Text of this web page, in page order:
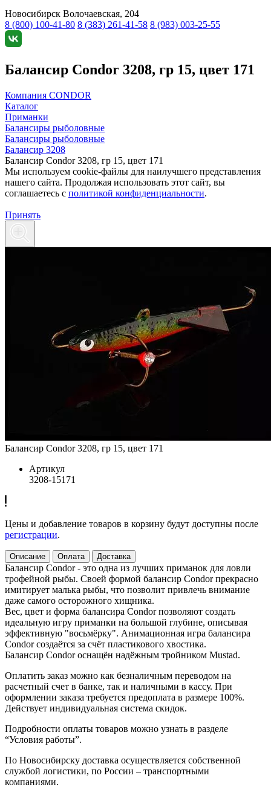
Новосибирск Волочаевская, 204
8 (800) 100-41-80 8 (383) 261-41-58 8 (983) 003-25-55
Балансир Condor 3208, гр 15, цвет 171
Компания CONDOR
Каталог
Приманки
Балансиры рыболовные
Балансиры рыболовные
Балансир 3208
Балансир Condor 3208, гр 15, цвет 171
Мы используем cookie-файлы для наилучшего представления
нашего сайта. Продолжая использовать этот сайт, вы
соглашаетесь c политикой конфиденциальности.
Принять
Балансир Condor 3208, гр 15, цвет 171
Артикул
3208-15171
Цены и добавление товаров в корзину будут доступны после
регистрации.
Описание Оплата Доставка
Балансир Condor - это одна из лучших приманок для ловли
трофейной рыбы. Своей формой балансир Condor прекрасно
имитирует малька рыбы, что позволит привлечь внимание
даже самого осторожного хищника.
Вес, цвет и форма балансира Condor позволяют создать
идеальную игру приманки на большой глубине, описывая
эффективную "восьмёрку". Анимационная игра балансира
Condor создаётся за счёт пластикового хвостика.
Балансир Condor оснащён надёжным тройником Mustad.
Оплатить заказ можно как безналичным переводом на
расчетный счет в банке, так и наличными в кассу. При
оформлении заказа требуется предоплата в размере 100%.
Действует индивидуальная система скидок.
Подробности оплаты товаров можно узнать в разделе
“Условия работы”.
По Новосибирску доставка осуществляется собственной
службой логистики, по России – транспортными
компаниями.